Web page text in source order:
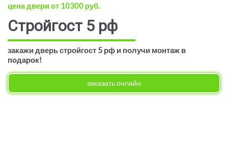
цена двери от 10300 руб.
Стройгост 5 рф
закажи дверь стройгост 5 рф и получи монтаж в
подарок!
заказать онлайн